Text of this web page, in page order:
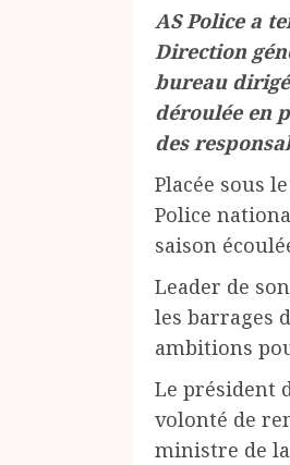
AS Police a
Direction
bureau
déroulée en
des
Placée sous
Police
saison
Leader de
les barrages
ambitions
Le président
volonté de
ministre de